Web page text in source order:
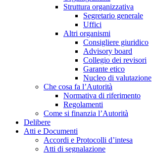
Struttura organizzativa
Segretario generale
Uffici
Altri organismi
Consigliere giuridico
Advisory board
Collegio dei revisori
Garante etico
Nucleo di valutazione
Che cosa fa l’Autorità
Normativa di riferimento
Regolamenti
Come si finanzia l’Autorità
Delibere
Atti e Documenti
Accordi e Protocolli d’intesa
Atti di segnalazione